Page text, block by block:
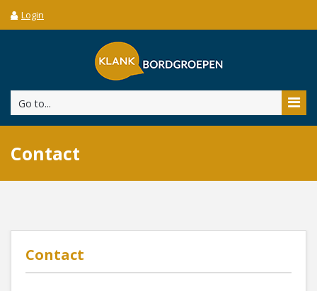
Login
Go to...
Contact
Contact